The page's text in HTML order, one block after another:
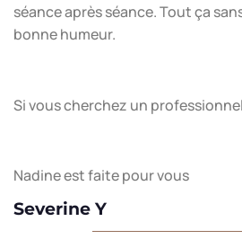
séance après séance. Tout ça
bonne humeur.
Si vous cherchez un
Nadine est faite pour vous
Severine Y